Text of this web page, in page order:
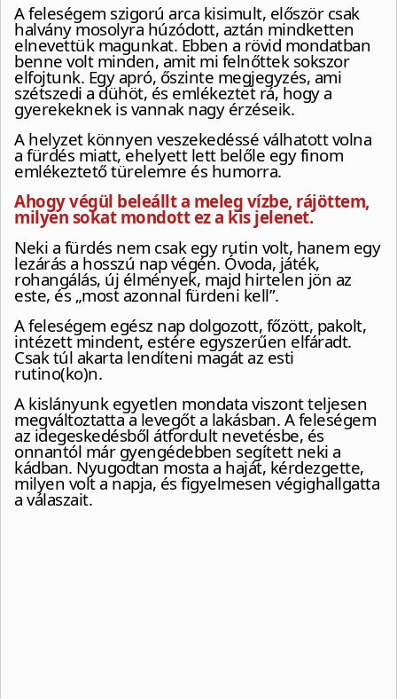
A feleségem szigorú arca kisimult, először csak
halvány mosolyra húzódott, aztán mindketten
elnevettük magunkat. Ebben a rövid mondatban
benne volt minden, amit mi felnőttek sokszor
elfojtunk. Egy apró, őszinte megjegyzés, ami
szétszedi a dühöt, és emlékeztet rá, hogy a
gyerekeknek is vannak nagy érzéseik.
A helyzet könnyen veszekedéssé válhatott volna
a fürdés miatt, ehelyett lett belőle egy finom
emlékeztető türelemre és humorra.
Ahogy végül beleállt a meleg vízbe, rájöttem,
milyen sokat mondott ez a kis jelenet.
Neki a fürdés nem csak egy rutin volt, hanem egy
lezárás a hosszú nap végén. Óvoda, játék,
rohangálás, új élmények, majd hirtelen jön az
este, és „most azonnal fürdeni kell”.
A feleségem egész nap dolgozott, főzött, pakolt,
intézett mindent, estére egyszerűen elfáradt.
Csak túl akarta lendíteni magát az esti
rutino(ko)n.
A kislányunk egyetlen mondata viszont teljesen
megváltoztatta a levegőt a lakásban. A feleségem
az idegeskedésből átfordult nevetésbe, és
onnantól már gyengédebben segített neki a
kádban. Nyugodtan mosta a haját, kérdezgette,
milyen volt a napja, és figyelmesen végighallgatta
a válaszait.